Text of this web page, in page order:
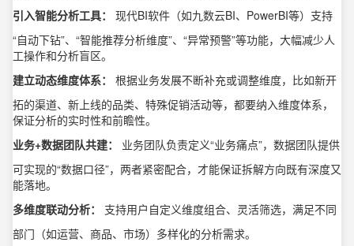
引入智能分析工具：
现代BI软件（如九数云BI、PowerBI等）支持
“自动下钻”、“智能推荐分析维度”、“异常预警”等功能，大幅减少人
工操作和分析盲区。
建立动态维度体系：
根据业务发展不断补充或调整维度，比如新开
拓的渠道、新上线的品类、特殊促销活动等，都要纳入维度体系，
保证分析的实时性和前瞻性。
业务+数据团队共建：
业务团队负责定义“业务痛点”，数据团队提供
可实现的“数据口径”，两者紧密配合，才能保证拆解方向既有深度又
能落地。
多维度联动分析：
支持用户自定义维度组合、灵活筛选，满足不同
部门（如运营、商品、市场）多样化的分析需求。